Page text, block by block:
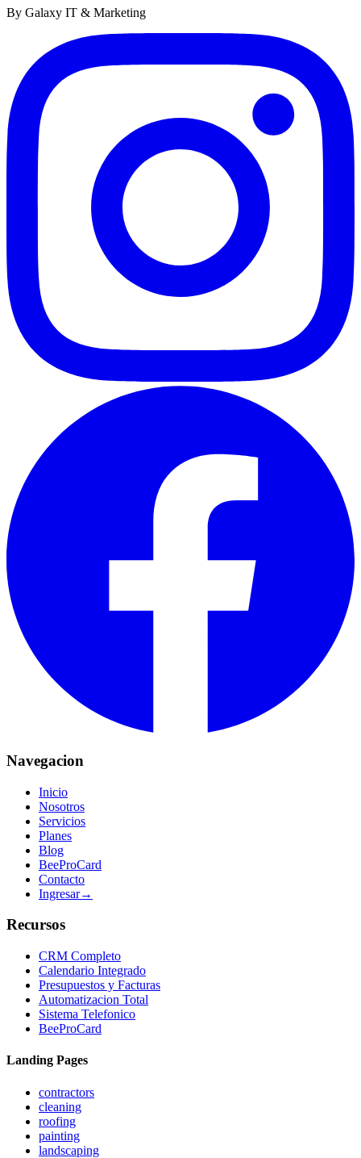
By Galaxy IT & Marketing
Navegacion
Inicio
Nosotros
Servicios
Planes
Blog
BeeProCard
Contacto
Ingresar→
Recursos
CRM Completo
Calendario Integrado
Presupuestos y Facturas
Automatizacion Total
Sistema Telefonico
BeeProCard
Landing Pages
contractors
cleaning
roofing
painting
landscaping